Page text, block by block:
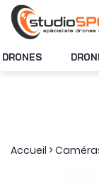
DRONES
Accueil >